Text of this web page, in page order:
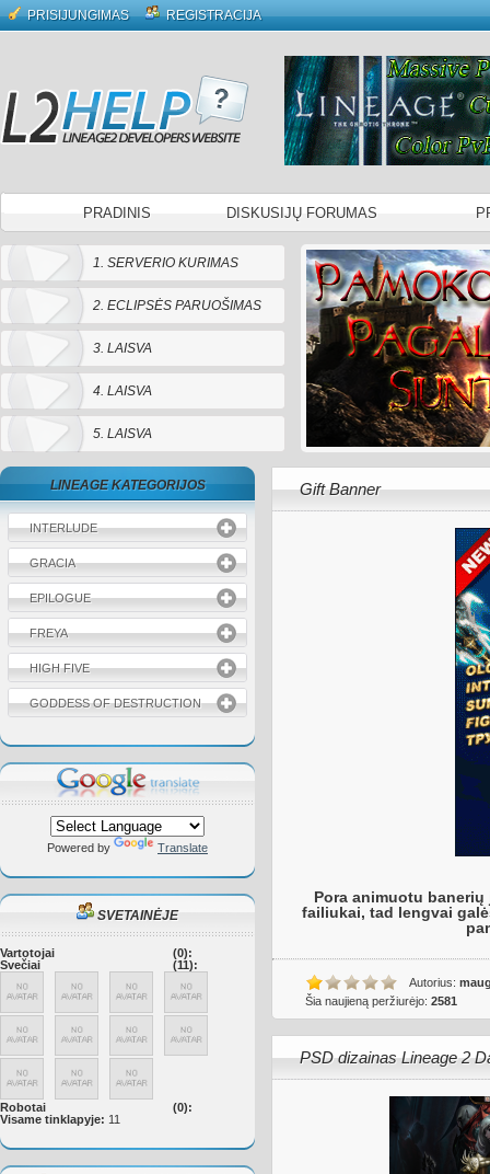
PRISIJUNGIMAS REGISTRACIJA
PRADINIS DISKUSIJŲ FORUMAS
1. SERVERIO KURIMAS
2. ECLIPSĖS PARUOŠIMAS
3. LAISVA
4. LAISVA
5. LAISVA
LINEAGE KATEGORIJOS
INTERLUDE
GRACIA
EPILOGUE
FREYA
HIGH FIVE
GODDESS OF DESTRUCTION
Powered by Translate
SVETAINĖJE
Vartotojai
(0):
Svečiai
(11):
Robotai
(0):
Visame tinklapyje: 11
Gift Banner
Pora animuotu
failiukai, tad lengvai
Autorius:
Šia naujieną peržiurėjo: 2581
PSD dizainas Lineage 2